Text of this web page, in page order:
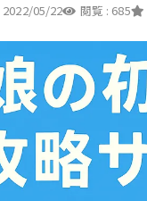
2022/05/22 閲覧 : 685